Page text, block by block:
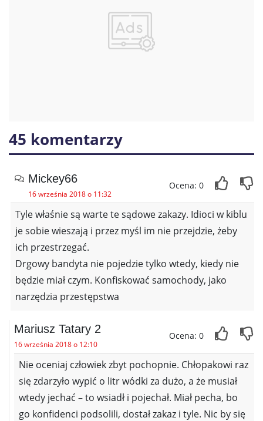
45 komentarzy
Mickey66
16 września 2018 o 11:32
Ocena: 0
Tyle właśnie są warte te sądowe zakazy. Idioci w kiblu
je sobie wieszają i przez myśl im nie przejdzie, żeby
ich przestrzegać.
Drgowy bandyta nie pojedzie tylko wtedy, kiedy nie
będzie miał czym. Konfiskować samochody, jako
narzędzia przestępstwa
Mariusz Tatary 2
16 września 2018 o 12:10
Ocena: 0
Nie oceniaj człowiek zbyt pochopnie. Chłopakowi raz
się zdarzyło wypić o litr wódki za dużo, a że musiał
wtedy jechać – to wsiadł i pojechał. Miał pecha, bo
go konfidenci podsolili, dostał zakaz i tyle. Nic by się